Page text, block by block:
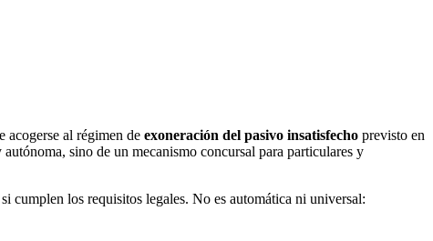
acogerse al régimen de exoneración del pasivo insatisfecho previsto en
sino de un mecanismo concursal para particulares y
cumplen los requisitos legales. No es automática ni universal: